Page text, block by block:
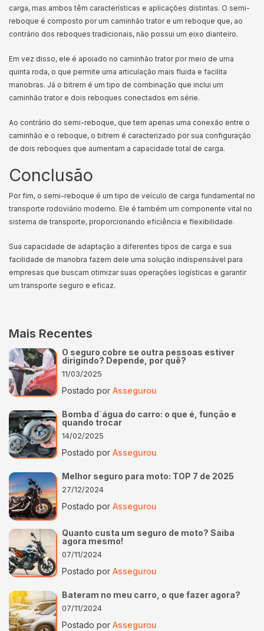
carga, mas ambos têm características e aplicações distintas. O semi-
reboque é composto por um caminhão trator e um reboque que, ao
contrário dos reboques tradicionais, não possui um eixo dianteiro.
Em vez disso, ele é apoiado no caminhão trator por meio de uma
quinta roda, o que permite uma articulação mais fluida e facilita
manobras. Já o bitrem é um tipo de combinação que inclui um
caminhão trator e dois reboques conectados em série.
Ao contrário do semi-reboque, que tem apenas uma conexão entre o
caminhão e o reboque, o bitrem é caracterizado por sua configuração
de dois reboques que aumentam a capacidade total de carga.
Conclusão
Por fim, o semi-reboque é um tipo de veículo de carga fundamental no
transporte rodoviário moderno. Ele é também um componente vital no
sistema de transporte, proporcionando eficiência e flexibilidade.
Sua capacidade de adaptação a diferentes tipos de carga e sua
facilidade de manobra fazem dele uma solução indispensável para
empresas que buscam otimizar suas operações logísticas e garantir
um transporte seguro e eficaz.
Mais Recentes
O seguro cobre se outra pessoas estiver
dirigindo? Depende, por quê?
11/03/2025
Postado por Assegurou
Bomba d`água do carro: o que é, função e
quando trocar
14/02/2025
Postado por Assegurou
Melhor seguro para moto: TOP 7 de 2025
27/12/2024
Postado por Assegurou
Quanto custa um seguro de moto? Saiba
agora mesmo!
07/11/2024
Postado por Assegurou
Bateram no meu carro, o que fazer agora?
07/11/2024
Postado por Assegurou